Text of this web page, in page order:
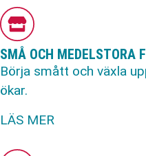
SMÅ OCH MEDELSTORA
Börja smått och växla
ökar.
LÄS MER